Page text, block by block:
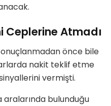
Ceplerine Atmadı
önce bile
nakit teklif etme
vermişti.
aralarında bulunduğu